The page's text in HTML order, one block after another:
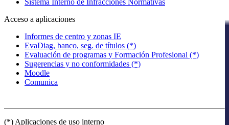
Acceso a aplicaciones
Informes de centro y zonas IE
EvaDiag, banco, seg. de títulos (*)
Evaluación de programas y Formación Profesional (*)
Sugerencias y no conformidades (*)
Moodle
Comunica
(*) Aplicaciones de uso interno